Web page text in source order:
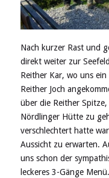
Nach kurzer Rast und
direkt weiter zur
Reither Kar, wo uns
Reither Joch
über die Reither
Nördlinger Hütte zu
verschlechtert hatte
Aussicht zu erwarten.
uns schon der
leckeres 3-Gänge